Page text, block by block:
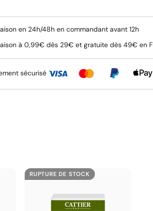
en 24h/48h en commandant avant 12h
à 0,99€ dès 29€ et gratuite dès 49€ en
sécurisé
RUPTURE DE STOCK